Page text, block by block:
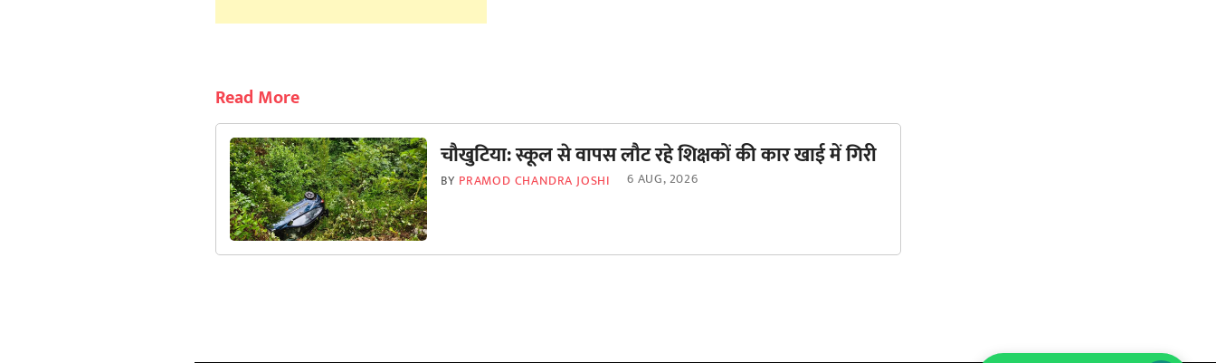
Read More
चौखुटिया: स्कूल से वापस लौट रहे शिक्षकों की कार खाई में गिरी
BY PRAMOD CHANDRA JOSHI 6 AUG, 2026